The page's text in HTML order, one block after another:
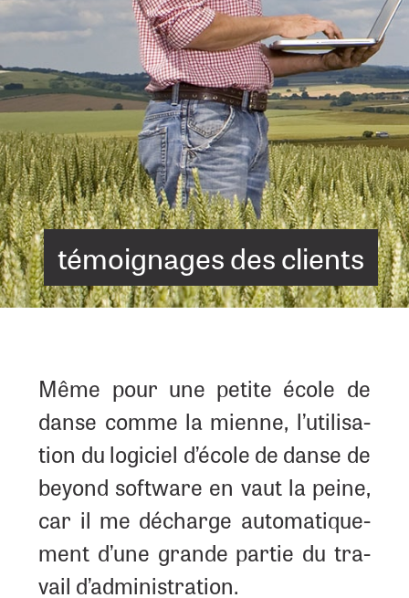
témoi­gnages des clients
Même pour une petite école de
danse comme la mienne, l’u­ti­li­sa­
tion du logi­ciel d’é­cole de danse de
beyond software en vaut la peine,
car il me décharge auto­ma­ti­que­
ment d’une grande par­tie du tra­
vail d’administration.